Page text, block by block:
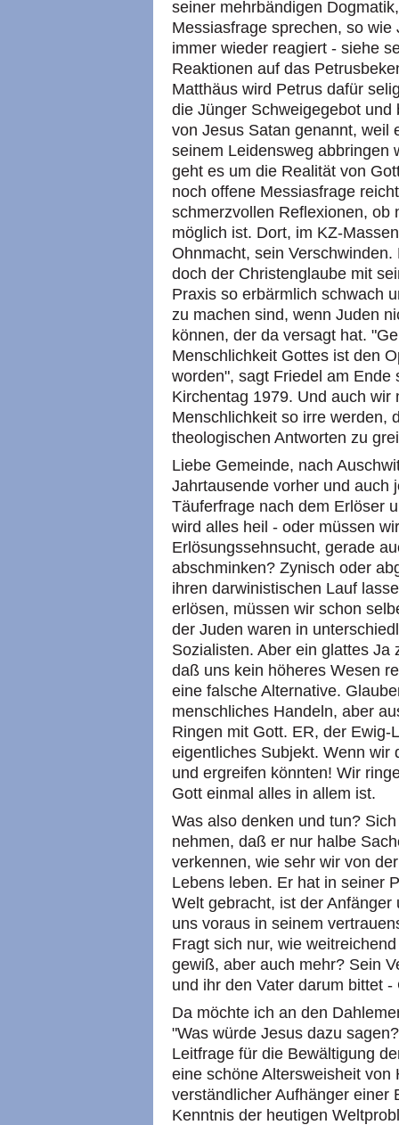
seiner mehrbändigen
Messiasfrage sprechen, so
immer wieder reagiert - siehe
Reaktionen auf das
Matthäus wird Petrus dafür
die Jünger Schweigegebot
von Jesus Satan genannt, weil
seinem Leidensweg abbringen
geht es um die Realität von
noch offene Messiasfrage
schmerzvollen Reflexionen, ob
möglich ist. Dort, im KZ-
Ohnmacht, sein
doch der Christenglaube mit
Praxis so erbärmlich schwach
zu machen sind, wenn Juden
können, der da versagt hat.
Menschlichkeit Gottes ist den
worden", sagt Friedel am Ende
Kirchentag 1979. Und auch wir
Menschlichkeit so irre werden,
theologischen Antworten zu
Liebe Gemeinde, nach
Jahrtausende vorher und auch
Täuferfrage nach dem Erlöser
wird alles heil - oder müssen
Erlösungssehnsucht, gerade
abschminken? Zynisch oder
ihren darwinistischen Lauf
erlösen, müssen wir schon
der Juden waren in
Sozialisten. Aber ein glattes
daß uns kein höheres Wesen
eine falsche Alternative.
menschliches Handeln, aber
Ringen mit Gott. ER, der
eigentliches Subjekt. Wenn wir
und ergreifen könnten! Wir
Gott einmal alles in allem ist.
Was also denken und tun?
nehmen, daß er nur halbe
verkennen, wie sehr wir von
Lebens leben. Er hat in seiner
Welt gebracht, ist der
uns voraus in seinem
Fragt sich nur, wie
gewiß, aber auch mehr? Sein
und ihr den Vater darum bittet
Da möchte ich an den
"Was würde Jesus dazu
Leitfrage für die Bewältigung
eine schöne Altersweisheit
verständlicher Aufhänger einer
Kenntnis der heutigen